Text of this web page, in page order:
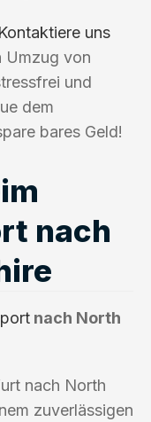
Kontaktiere uns
Umzug von
und
dem
bares Geld!
nach
nach North
nach North
zuverlässigen